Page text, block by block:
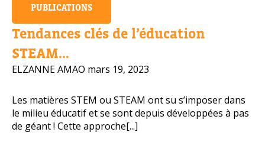
PUBLICATIONS
Tendances clés de l’éducation
STEAM...
ELZANNE AMAO mars 19, 2023
Les matières STEM ou STEAM ont su s’imposer dans
le milieu éducatif et se sont depuis développées à pas
de géant ! Cette approche[...]
OBTENIR PLUS D’INFOS